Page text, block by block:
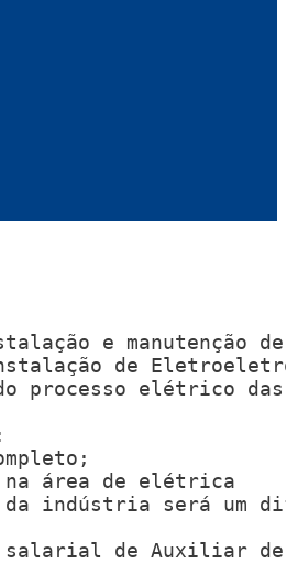
e manutenção
de
processo elétrico das
na área de elétrica
da indústria será
salarial de Auxiliar